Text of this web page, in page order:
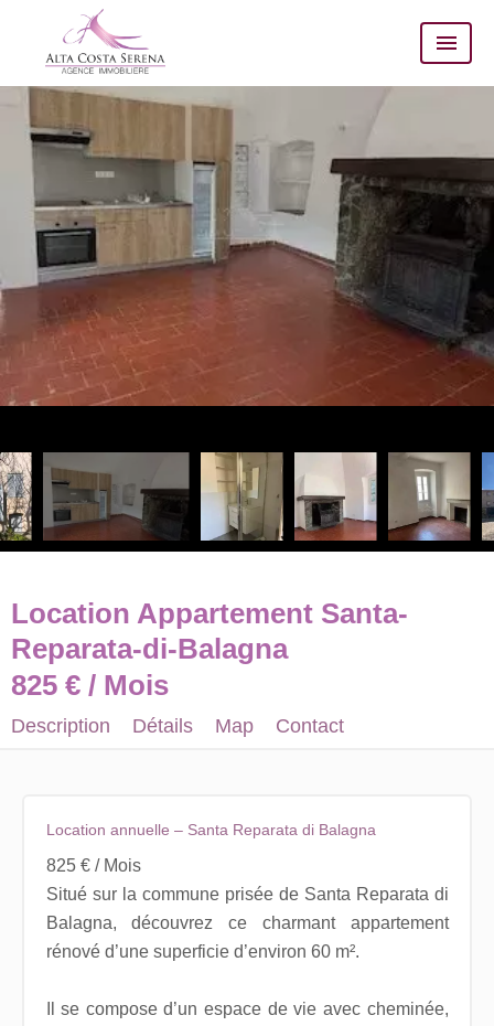
Location Appartement Santa-
Reparata-di-Balagna
825 € / Mois
Description Détails Map Contact
Location annuelle – Santa Reparata di Balagna
825 € / Mois
Situé sur la commune prisée de Santa Reparata di
Balagna, découvrez ce charmant appartement
rénové d’une superficie d’environ 60 m².
Il se compose d’un espace de vie avec cheminée,